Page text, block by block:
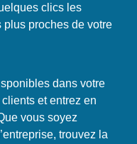
clics les
plus proches de votre
dans votre
et entrez en
vous soyez
trouvez la